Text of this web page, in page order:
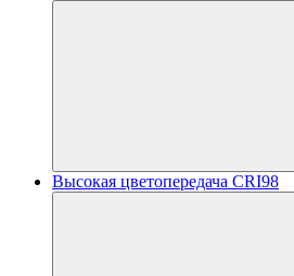
Высокая цветопередача CRI98